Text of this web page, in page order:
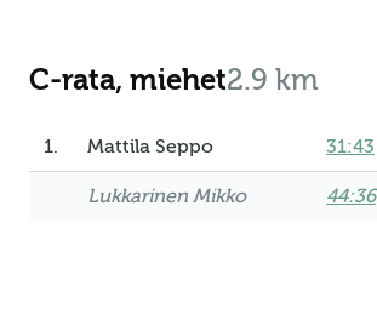
C-rata, miehet2.9 km
1. Mattila Seppo 31:43
Lukkarinen Mikko 44:36